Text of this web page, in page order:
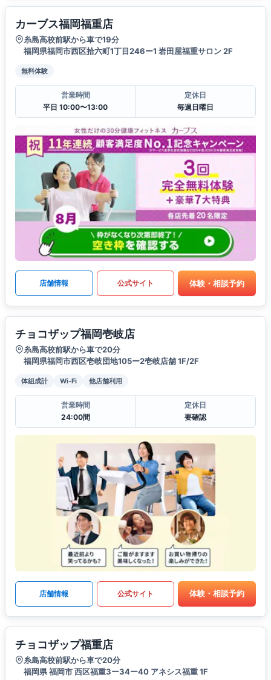
カーブス福岡福重店
糸島高校前駅から車で19分
福岡県福岡市西区拾六町1丁目246ー1 岩田屋福重サロン 2F
無料体験
営業時間
平日 10:00〜13:00
定休日
毎週日曜日
店舗情報 公式サイト 体験・相談予約
チョコザップ福岡壱岐店
糸島高校前駅から車で20分
福岡県福岡市西区壱岐団地105ー2壱岐店舗 1F/2F
体組成計 Wi-Fi 他店舗利用
営業時間
24:00間
定休日
要確認
店舗情報 公式サイト 体験・相談予約
チョコザップ福重店
糸島高校前駅から車で20分
福岡県 福岡市 西区福重3ー34ー40 アネシス福重 1F